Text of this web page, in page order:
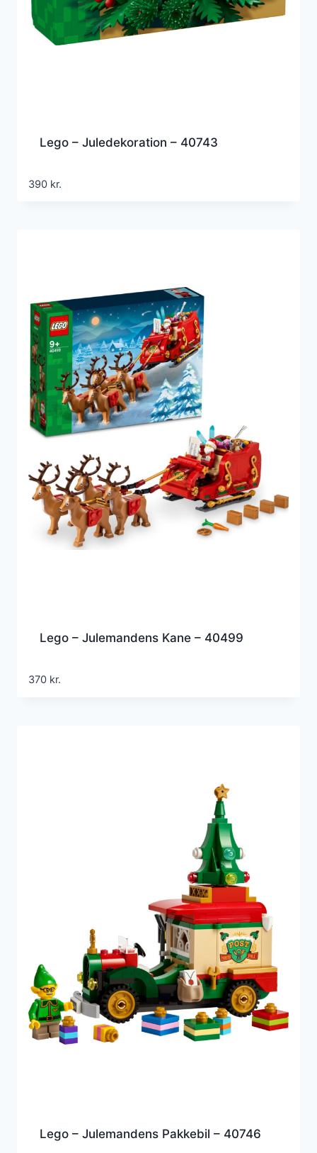
Lego – Juledekoration – 40743
390 kr.
Lego – Julemandens Kane – 40499
370 kr.
Lego – Julemandens Pakkebil – 40746